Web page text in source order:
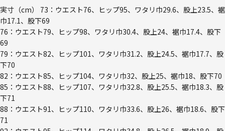
実寸（cm） 73：ウエスト76、ヒップ95、ワタリ巾29.6、股上23.5、裾
巾17.1、股下69
76：ウエスト79、ヒップ98、ワタリ巾30.4、股上24、裾巾17.4、股下
69
79：ウエスト82、ヒップ101、ワタリ巾31.2、股上24.5、裾巾17.7、股
下70
82：ウエスト85、ヒップ104、ワタリ巾32、股上25、裾巾18、股下70
85：ウエスト88、ヒップ107、ワタリ巾32.8、股上25.5、裾巾18.3、股
下71
88：ウエスト91、ヒップ110、ワタリ巾33.6、股上26、裾巾18.6、股下
71